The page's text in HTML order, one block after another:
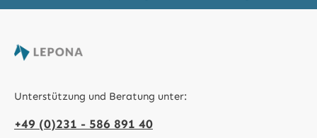
Unterstützung und Beratung unter:
+49 (0)231 - 586 891 40